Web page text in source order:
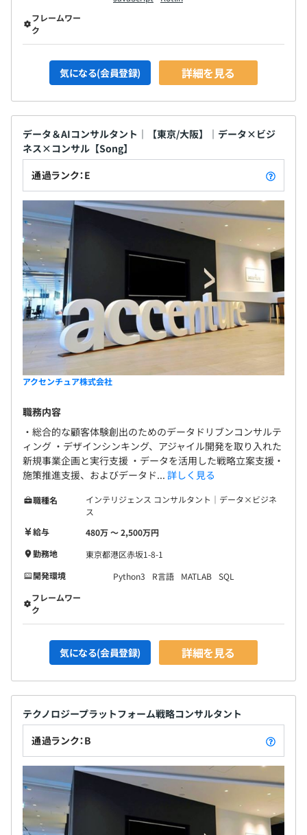
フレームワー
ク
気になる(会員登録) 詳細を見る
データ＆AIコンサルタント｜【東京/大阪】｜データ×ビジ
ネス×コンサル【Song】
通過ランク：E
アクセンチュア株式会社
職務内容
・総合的な顧客体験創出のためのデータドリブンコンサルテ
ィング ・デザインシンキング、アジャイル開発を取り入れた
新規事業企画と実行支援 ・データを活用した戦略立案支援・
施策推進支援、およびデータド... 詳しく見る
職種名
インテリジェンス コンサルタント｜データ×ビジネ
ス
給与
480万 〜 2,500万円
勤務地
東京都港区赤坂1-8-1
開発環境
Python3 R言語 MATLAB SQL
フレームワー
ク
気になる(会員登録) 詳細を見る
テクノロジープラットフォーム戦略コンサルタント
通過ランク：B